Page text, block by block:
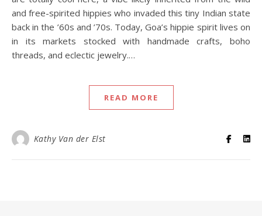
and free-spirited hippies who invaded this tiny Indian state
back in the ’60s and ’70s. Today, Goa’s hippie spirit lives on
in its markets stocked with handmade crafts, boho
threads, and eclectic jewelry.…
READ MORE
Kathy Van der Elst